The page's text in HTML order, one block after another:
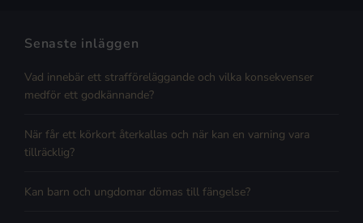
Senaste inläggen
Vad innebär ett strafföreläggande och vilka konsekvenser
medför ett godkännande?
När får ett körkort återkallas och när kan en varning vara
tillräcklig?
Kan barn och ungdomar dömas till fängelse?